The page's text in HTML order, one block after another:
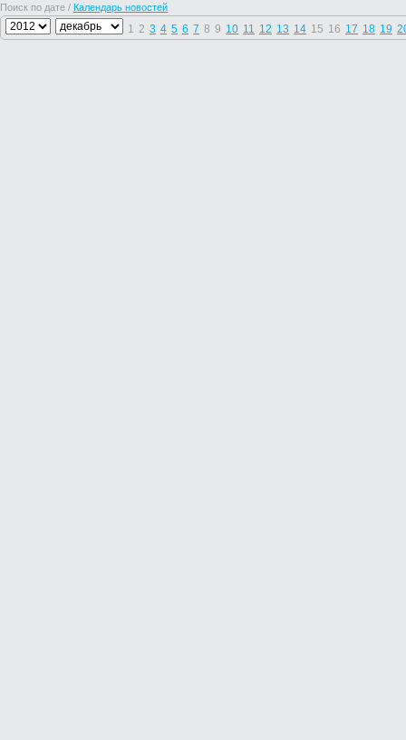
Поиск по дате / Календарь новостей
1 2 3 4 5 6 7 8 9 10 11 12 13 14 15 16 17 18 19